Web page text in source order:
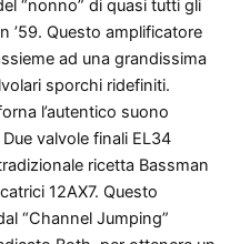
“nonno” di quasi tutti gli
’59. Questo amplificatore
ad una grandissima
sporchi ridefiniti.
l’autentico suono
valvole finali EL34
ricetta Bassman
12AX7. Questo
“Channel Jumping”